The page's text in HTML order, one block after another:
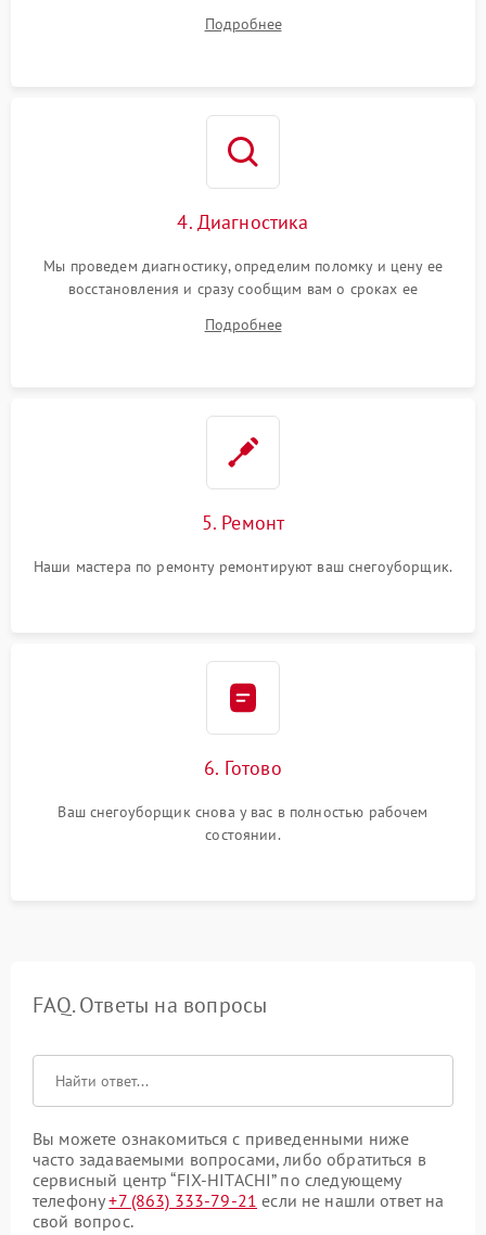
Подробнее
4. Диагностика
Мы проведем диагностику, определим поломку и цену ее
восстановления и сразу сообщим вам о сроках ее
Подробнее
5. Ремонт
Наши мастера по ремонту ремонтируют ваш снегоуборщик.
6. Готово
Ваш снегоуборщик снова у вас в полностью рабочем
состоянии.
FAQ. Ответы на вопросы
Вы можете ознакомиться с приведенными ниже
часто задаваемыми вопросами, либо обратиться в
сервисный центр “FIX-HITACHI” по следующему
телефону+7 (863) 333-79-21 если не нашли ответ на
свой вопрос.